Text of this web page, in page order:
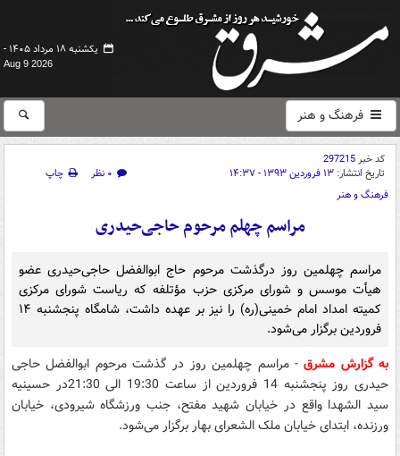
یکشنبه ۱۸ مرداد ۱۴۰۵ -
Aug 9 2026
فرهنگ و هنر
کد خبر297215
تاریخ انتشار: ۱۳ فروردین ۱۳۹۳ - ۱۴:۳۷ ۰ نظر
چاپ
فرهنگ و هنر
مراسم چهلم مرحوم حاجی‌حیدری
مراسم چهلمین روز درگذشت مرحوم حاج ابوالفضل حاجی‌حیدری عضو
هیأت موسس و شورای مرکزی حزب مؤتلفه که ریاست شورای مرکزی
کمیته امداد امام خمینی(ره) را نیز بر عهده داشت، شامگاه پنجشنبه ۱۴
فروردین برگزار می‌شود.
به گزارش مشرق- مراسم چهلمین روز در گذشت مرحوم ابوالفضل حاجی
حیدری روز پنجشنبه 14 فروردین از ساعت 19:30 الی 21:30در حسینیه
سید الشهدا واقع در خیابان شهید مفتح، جنب ورزشگاه شیرودی، خیابان
ورزنده، ابتدای خیابان ملک الشعرای بهار برگزار می‌شود.